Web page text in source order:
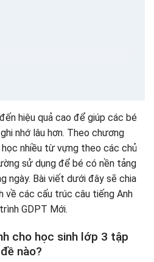
tiếng Anh lớp 3 thông dụng
dụng lớp 3
quả cho trẻ
lọc
hiệu quả cao để giúp các bé
nhớ lâu hơn. Theo chương
nhiều từ vựng theo các chủ
sử dụng để bé có nền tảng
ngày. Bài viết dưới đây sẽ chia
về các cấu trúc câu tiếng Anh
GDPT Mới.
cho học sinh lớp 3 tập
nào?